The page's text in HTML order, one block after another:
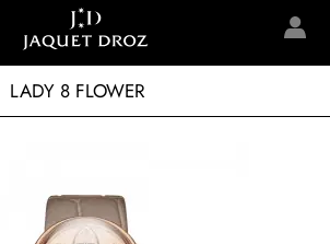
content
Jaquet Droz
LADY 8 FLOWER